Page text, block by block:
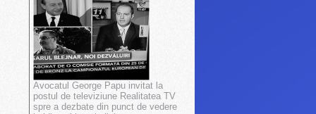
Avocatul George Papu invitat la
postul de televiziune Realitatea TV
spre a dezbate din punct de vedere